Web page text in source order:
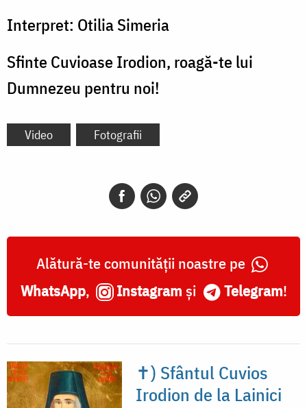
Interpret: Otilia Simeria
Sfinte Cuvioase Irodion, roagă-te lui
Dumnezeu pentru noi!
Video Fotografii
Alătură-te comunității noastre pe
WhatsApp, Instagram și Telegram!
✝) Sfântul Cuvios
Irodion de la Lainici